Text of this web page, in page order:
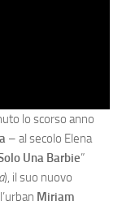
lo scorso anno
– al secolo Elena
Una Barbie”
), il suo nuovo
Miriam